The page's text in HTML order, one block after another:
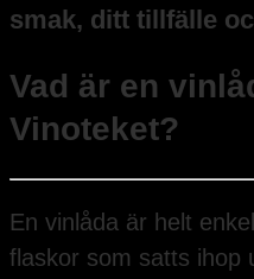
smak, ditt tillfälle
Vad är en
Vinoteket?
En vinlåda är helt
flaskor som satts ihop